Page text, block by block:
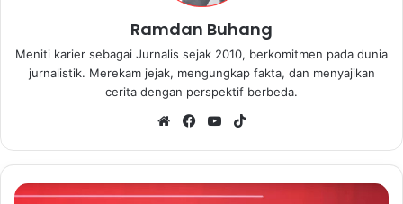
Ramdan Buhang
Meniti karier sebagai Jurnalis sejak 2010, berkomitmen pada dunia
jurnalistik. Merekam jejak, mengungkap fakta, dan menyajikan
cerita dengan perspektif berbeda.
We
te
Fa
bo
ok
Yo
ub
e
k
M